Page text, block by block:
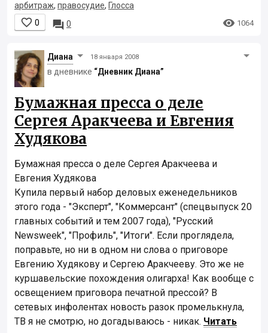
арбитраж, правосудие, Глосса
 0  0  1064
Диана 18 января 2008
в дневнике “Дневник Диана”
Бумажная пресса о деле
Сергея Аракчеева и Евгения
Худякова
Бумажная пресса о деле Сергея Аракчеева и
Евгения Худякова
Купила первый набор деловых еженедельников
этого года - "Эксперт", "Коммерсант" (спецвыпуск 20
главных событий и тем 2007 года), "Русский
Newsweek", "Профиль", "Итоги". Если проглядела,
поправьте, но ни в одном ни слова о приговоре
Евгению Худякову и Сергею Аракчееву. Это же не
куршавельские похождения олигарха! Как вообще с
освещением приговора печатной прессой? В
сетевых инфолентах новость разок промелькнула,
ТВ я не смотрю, но догадываюсь - никак. Читать